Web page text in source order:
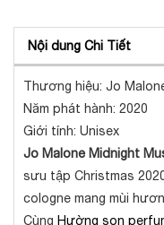
Nội dung Chi Tiết
Thương hiệu: Jo
Năm phát hành: 2020
Giới tính: Unisex
Jo Malone Midnight
sưu tập Christmas
cologne mang mùi
Cùng Hường son